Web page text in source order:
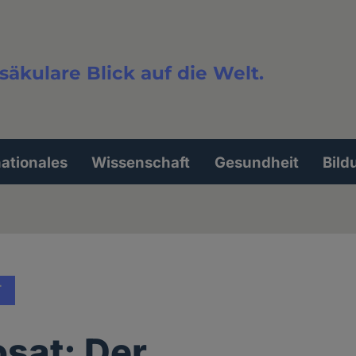
Blick auf die Welt.
Wissenschaft Gesundheit